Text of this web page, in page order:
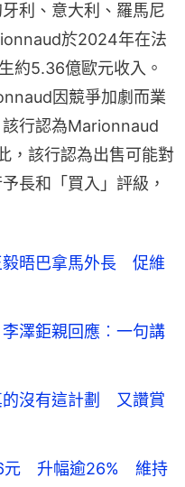
利、意大利、羅馬尼
於2024年在法
約5.36億歐元收入。
因競爭加劇而業
行認為Marionnaud
，該行認為出售可能對
長和「買入」評級，
晤巴拿馬外長 促維
澤鉅親回應︰一句講
的沒有這計劃 又讚賞
元 升幅逾26% 維持